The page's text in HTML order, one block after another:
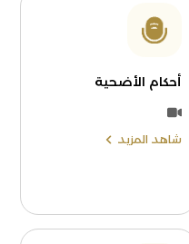
أحكام الأضحية
شاهد المزيد